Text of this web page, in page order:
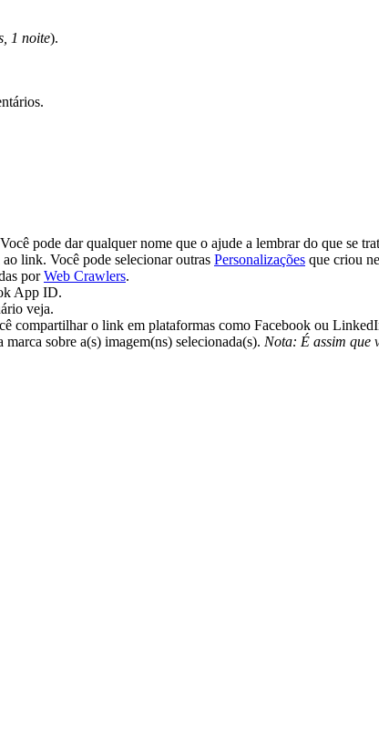
1 noite).
pode dar qualquer nome que o ajude a lembrar do que se
link. Você pode selecionar outras Personalizações que criou
porWeb Crawlers.
App ID.
veja.
compartilhar o link em plataformas como Facebook ou
sobre a(s) imagem(ns) selecionada(s). Nota: É assim que